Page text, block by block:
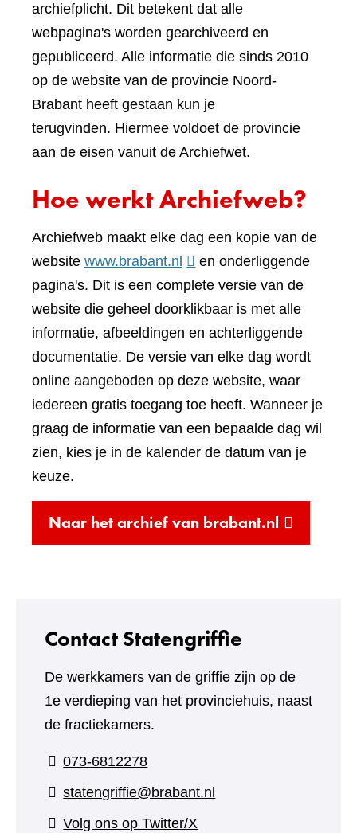
archiefplicht. Dit betekent dat alle
webpagina's worden gearchiveerd en
gepubliceerd. Alle informatie die sinds 2010
op de website van de provincie Noord-
Brabant heeft gestaan kun je
terugvinden. Hiermee voldoet de provincie
aan de eisen vanuit de Archiefwet.
Hoe werkt Archiefweb?
Archiefweb maakt elke dag een kopie van de
website www.brabant.nl (verwijst
naar
een
andere
website)
en onderliggende
pagina's. Dit is een complete versie van de
website die geheel doorklikbaar is met alle
informatie, afbeeldingen en achterliggende
documentatie. De versie van elke dag wordt
online aangeboden op deze website, waar
iedereen gratis toegang toe heeft. Wanneer je
graag de informatie van een bepaalde dag wil
zien, kies je in de kalender de datum van je
keuze.
Naar het archief van brabant.nl (verwijst
naar
Contact Statengriffie
De werkkamers van de griffie zijn op de
1e verdieping van het provinciehuis, naast
de fractiekamers.
073-6812278
statengriffie@brabant.nl
Volg ons op Twitter/X